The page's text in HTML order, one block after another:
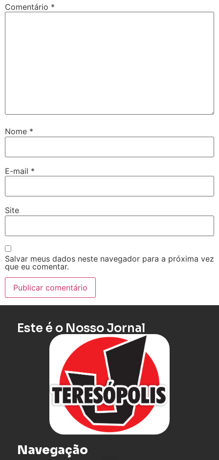
Comentário *
Nome *
E-mail *
Site
Salvar meus dados neste navegador para a próxima vez
que eu comentar.
Este é o Nosso Jornal
Navegação